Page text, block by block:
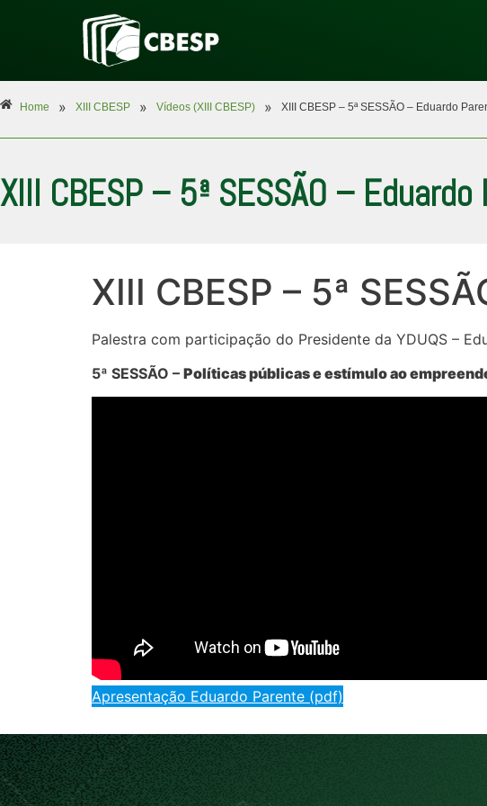
Home » XIII CBESP » Vídeos (XIII CBESP) » XIII CBESP – 5ª SESSÃO – Eduardo
XIII CBESP – 5ª SESSÃO –
XIII CBESP – 5ª
Palestra com participação do Presidente da YDUQS –
5ª SESSÃO – Políticas públicas e estímulo ao
Apresentação Eduardo Parente (pdf)